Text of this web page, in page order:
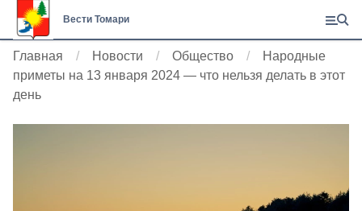
Вести Томари
Главная Новости Общество
Народные
приметы на 13 января 2024 — что нельзя делать в этот
день